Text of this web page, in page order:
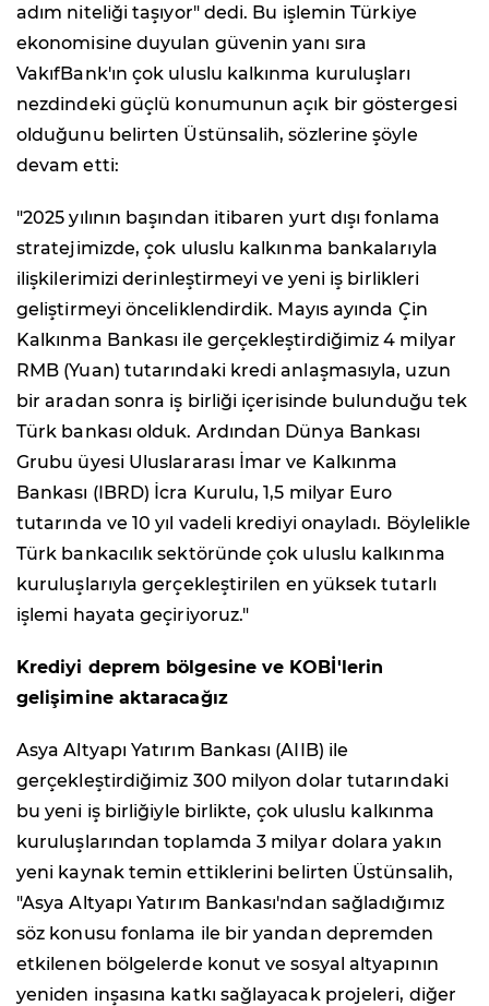
adım niteliği taşıyor" dedi. Bu işlemin Türkiye
ekonomisine duyulan güvenin yanı sıra
VakıfBank'ın çok uluslu kalkınma kuruluşları
nezdindeki güçlü konumunun açık bir göstergesi
olduğunu belirten Üstünsalih, sözlerine şöyle
devam etti:
"2025 yılının başından itibaren yurt dışı fonlama
stratejimizde, çok uluslu kalkınma bankalarıyla
ilişkilerimizi derinleştirmeyi ve yeni iş birlikleri
geliştirmeyi önceliklendirdik. Mayıs ayında Çin
Kalkınma Bankası ile gerçekleştirdiğimiz 4 milyar
RMB (Yuan) tutarındaki kredi anlaşmasıyla, uzun
bir aradan sonra iş birliği içerisinde bulunduğu tek
Türk bankası olduk. Ardından Dünya Bankası
Grubu üyesi Uluslararası İmar ve Kalkınma
Bankası (IBRD) İcra Kurulu, 1,5 milyar Euro
tutarında ve 10 yıl vadeli krediyi onayladı. Böylelikle
Türk bankacılık sektöründe çok uluslu kalkınma
kuruluşlarıyla gerçekleştirilen en yüksek tutarlı
işlemi hayata geçiriyoruz."
Krediyi deprem bölgesine ve KOBİ'lerin
gelişimine aktaracağız
Asya Altyapı Yatırım Bankası (AIIB) ile
gerçekleştirdiğimiz 300 milyon dolar tutarındaki
bu yeni iş birliğiyle birlikte, çok uluslu kalkınma
kuruluşlarından toplamda 3 milyar dolara yakın
yeni kaynak temin ettiklerini belirten Üstünsalih,
"Asya Altyapı Yatırım Bankası'ndan sağladığımız
söz konusu fonlama ile bir yandan depremden
etkilenen bölgelerde konut ve sosyal altyapının
yeniden inşasına katkı sağlayacak projeleri, diğer